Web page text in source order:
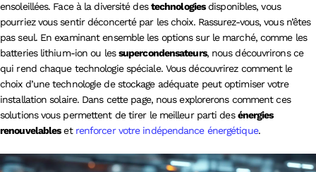
ensoleillées. Face à la diversité destechnologiesdisponibles, vous
pourriez vous sentir déconcerté par les choix. Rassurez-vous, vous n’êtes
pas seul. En examinant ensemble les options sur le marché, comme les
batteries lithium-ion ou lessupercondensateurs, nous découvrirons ce
qui rend chaque technologie spéciale. Vous découvrirez comment le
choix d’une technologie de stockage adéquate peut optimiser votre
installation solaire. Dans cette page, nous explorerons comment ces
solutions vous permettent de tirer le meilleur parti desénergies
renouvelableset renforcer votre indépendance énergétique.